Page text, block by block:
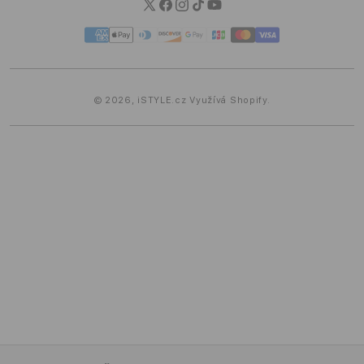
Twitter
Facebook
Instagram
TikTokYouTube
Platební
metody
© 2026, iSTYLE.cz Využívá Shopify.